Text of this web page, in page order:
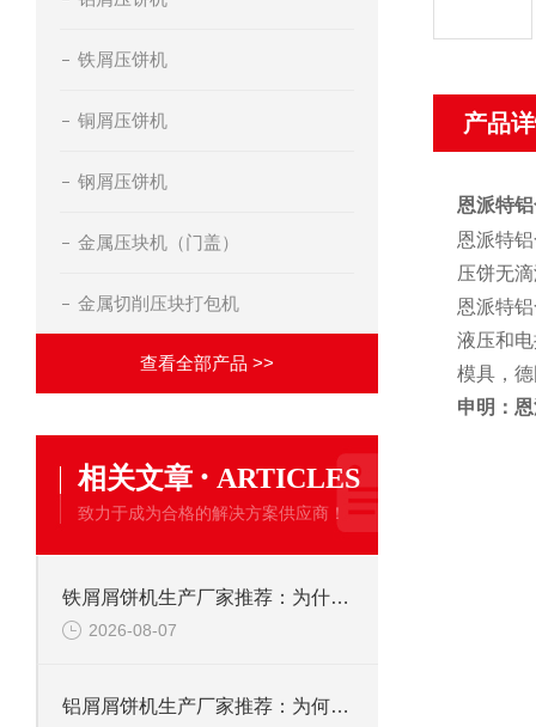
铁屑压饼机
铜屑压饼机
钢屑压饼机
金属压块机（门盖）
金属切削压块打包机
查看全部产品 >>
相关文章 · ARTICLES
致力于成为合格的解决方案供应商！
铁屑屑饼机生产厂家推荐：为什么恩派特是您的优选伙伴
2026-08-07
铝屑屑饼机生产厂家推荐：为何恩派特成为金属回收行业的“隐形优选”？
产品
恩派特
恩派特
压饼无
恩派特
液压和
模具，
申明：